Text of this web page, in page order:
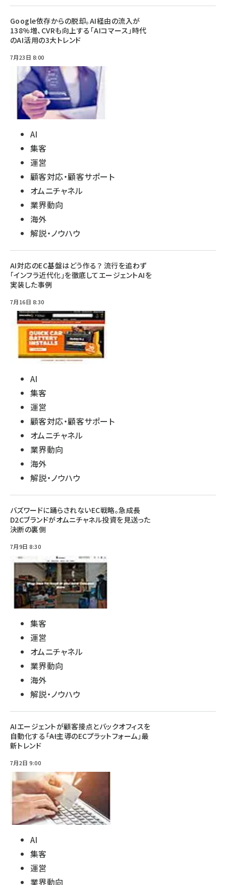
Google依存からの脱却。AI経由の流入が
138%増、CVRも向上する「AIコマース」時代
のAI活用の3大トレンド
7月23日 8:00
AI
集客
運営
顧客対応・顧客サポート
オムニチャネル
業界動向
海外
解説・ノウハウ
AI対応のEC基盤はどう作る？ 流行を追わず
「インフラ近代化」を徹底してエージェントAIを
実装した事例
7月16日 8:30
AI
集客
運営
顧客対応・顧客サポート
オムニチャネル
業界動向
海外
解説・ノウハウ
バズワードに踊らされないEC戦略。急成長
D2Cブランドがオムニチャネル投資を見送った
決断の裏側
7月9日 8:30
集客
運営
オムニチャネル
業界動向
海外
解説・ノウハウ
AIエージェントが顧客接点とバックオフィスを
自動化する――「AI主導のECプラットフォーム」最
新トレンド
7月2日 9:00
AI
集客
運営
業界動向